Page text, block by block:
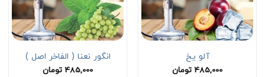
آلو یخ
485,000 تومان
انگور نعنا ( الفاخر اصل )
485,000 تومان